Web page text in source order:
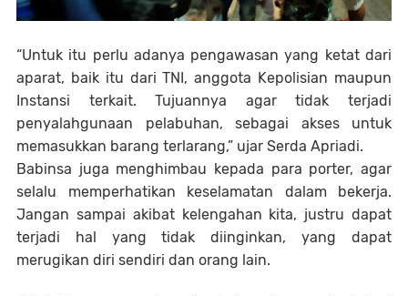
“Untuk itu perlu adanya pengawasan yang ketat dari
aparat, baik itu dari TNI, anggota Kepolisian maupun
Instansi terkait. Tujuannya agar tidak terjadi
penyalahgunaan pelabuhan, sebagai akses untuk
memasukkan barang terlarang,” ujar Serda Apriadi.
Babinsa juga menghimbau kepada para porter, agar
selalu memperhatikan keselamatan dalam bekerja.
Jangan sampai akibat kelengahan kita, justru dapat
terjadi hal yang tidak diinginkan, yang dapat
merugikan diri sendiri dan orang lain.